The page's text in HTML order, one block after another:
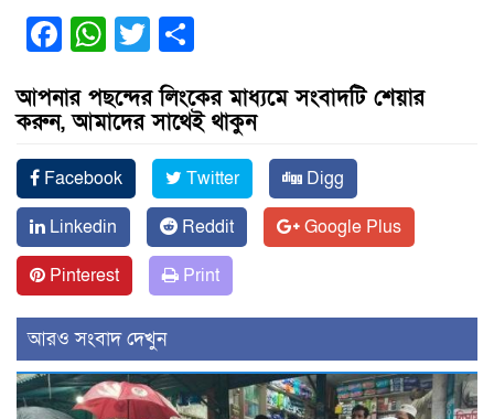
Facebook
WhatsApp
Twitter
আপনার পছন্দের লিংকের মাধ্যমে সংবাদটি শেয়ার
করুন, আমাদের সাথেই থাকুন
Facebook Twitter
Digg
Linkedin
Reddit
Google Plus
Pinterest
Print
আরও সংবাদ দেখুন